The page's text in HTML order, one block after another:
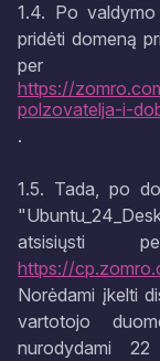
1.4. Po
pridėti domeną
per
https://
polzovatelja-i-
.
1.5. Tada, po
atsisiųsti
https://
Norėdami įkelti
vartotojo
nurodydami